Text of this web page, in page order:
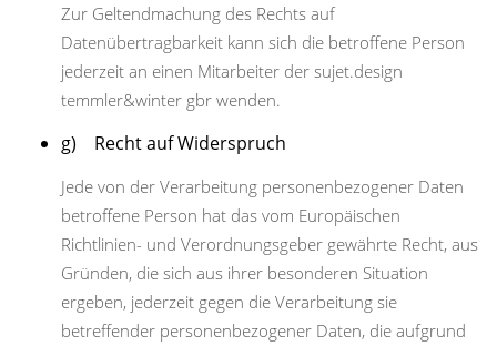
Zur Geltendmachung des Rechts auf
Datenübertragbarkeit kann sich die betroffene Person
jederzeit an einen Mitarbeiter der sujet.design
temmler&winter gbr wenden.
g) Recht auf Widerspruch
Jede von der Verarbeitung personenbezogener Daten
betroffene Person hat das vom Europäischen
Richtlinien- und Verordnungsgeber gewährte Recht, aus
Gründen, die sich aus ihrer besonderen Situation
ergeben, jederzeit gegen die Verarbeitung sie
betreffender personenbezogener Daten, die aufgrund